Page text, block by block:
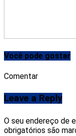
Você pode gostar
Comentar
Leave a Reply
O seu endereço de
obrigatórios são